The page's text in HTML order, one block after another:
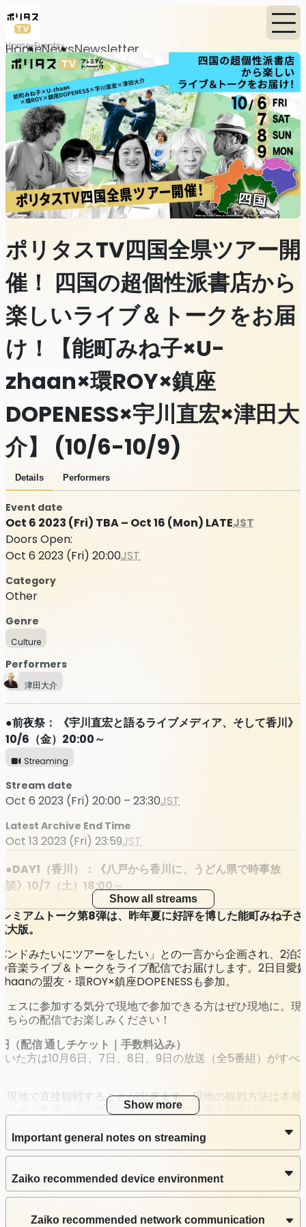
HomeNewsNewsletter
Home Events
ポリタスTV四国全県ツアー開
催！ 四国の超個性派書店から
楽しいライブ＆トークをお届
け！【能町みね子×U-
zhaan×環ROY×鎮座
DOPENESS×宇川直宏×津田大
介】 (10/6-10/9)
Details Performers
Event date
Oct 6 2023 (Fri) TBA – Oct 16 (Mon) LATEJST
Doors Open:
Oct 6 2023 (Fri) 20:00JST
Category
Other
Genre
Culture
Performers
津田大介
●前夜祭： 《宇川直宏と語るライブメディア、そして香川》
10/6（金）20:00～
Streaming
Stream date
Oct 6 2023 (Fri) 20:00 – 23:30JST
Latest Archive End Time
Oct 13 2023 (Fri) 23:59JST
●DAY1（香川）：《八戸から香川に、うどん県で時事放
談》10/7（土）18:00～
Streaming
Stream date
Oct 7 2023 (Sat) 18:00 – 21:30 JST
Latest Archive End Time
Oct 14 2023 (Sat) 23:59JST
●DAY2 part1（愛媛）：《U-zhaan×環ROY×鎮座
Streaming
Oct 8 2023 (Sun) 11:30 – 15:30JST
Latest Archive End Time
Oct 15 2023 (Sun) 23:59JST
●DAY2 part2（高知）：《高知の個性派TSUTAYAで書店
の未来を語る》10/8（日）19:00～
Streaming
Show all streams
ミアムトーク第8弾は、昨年夏に好評を博した能町みね子
版。
ンドみたいにツアーをしたい」との一言から企画され、2泊
音楽ライブ＆トークをライブ配信でお届けします。2日目愛
の盟友・環ROY×鎮座DOPENESSも参加。
ェスに参加する気分で現地で参加できる方はぜひ現地に。現
ちらの配信でお楽しみください！
配信 通しチケット｜手数料込み）
た方は10月6日、7日、8日、9日の放送（全5番組）がすべ
現地で直接観戦することが出来ます。現地の観戦方法は本屋
ため、各県によって違います。ぜひご参加ください。
Show more
Important general notes on streaming
Zaiko recommended device environment
Zaiko recommended network communication